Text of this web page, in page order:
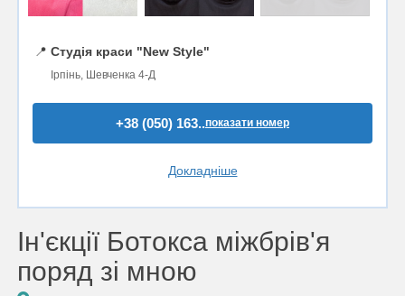
📍 Студія краси "New Style"
Ірпінь, Шевченка 4-Д
+38 (050) 163..показати номер
Докладніше
Ін'єкції Ботокса міжбрів'я
поряд зі мною